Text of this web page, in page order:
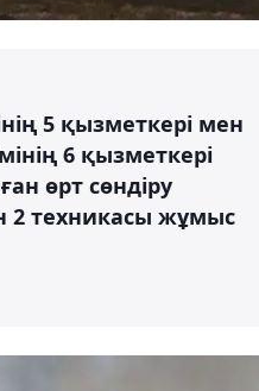
5 қызметкері мен
6 қызметкері
өрт сөндіру
2 техникасы жұмыс